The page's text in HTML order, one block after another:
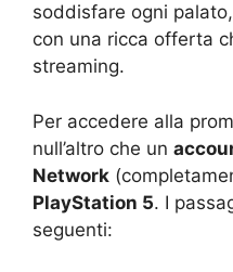
soddisfare ogni
con una ricca offerta
streaming.
Per accedere alla
null’altro che un
Network
PlayStation 5. I
seguenti: